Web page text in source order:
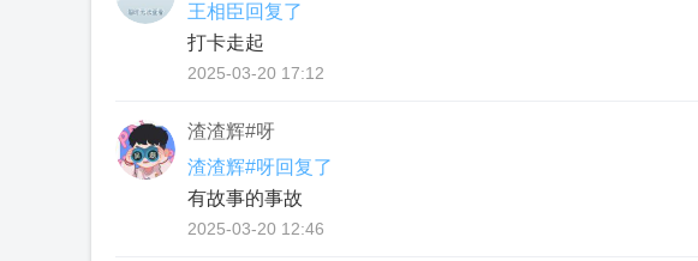
王相臣回复了
打卡走起
2025-03-20 17:12
渣渣辉#呀
渣渣辉#呀回复了
有故事的事故
2025-03-20 12:46